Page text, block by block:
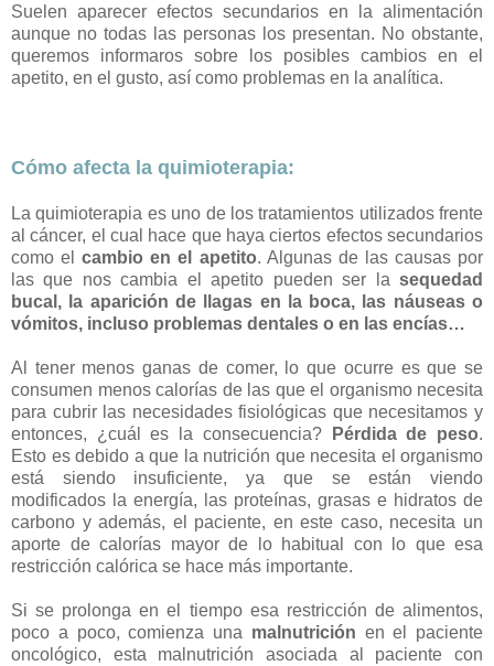
Suelen aparecer efectos secundarios en la alimentación
aunque no todas las personas los presentan. No obstante,
queremos informaros sobre los posibles cambios en el
apetito, en el gusto, así como problemas en la analítica.
Cómo afecta la quimioterapia:
La quimioterapia es uno de los tratamientos utilizados frente
al cáncer, el cual hace que haya ciertos efectos secundarios
como elcambio en el apetito. Algunas de las causas por
las que nos cambia el apetito pueden ser la sequedad
bucal, la aparición de llagas en la boca, las náuseas o
vómitos, incluso problemas dentales o en las encías…
Al tener menos ganas de comer, lo que ocurre es que se
consumen menos calorías de las que el organismo necesita
para cubrir las necesidades fisiológicas que necesitamos y
entonces, ¿cuál es la consecuencia?
Pérdida de peso.
Esto es debido a que la nutrición que necesita el organismo
está siendo insuficiente, ya que se están viendo
modificados la energía, las proteínas, grasas e hidratos de
carbono y además, el paciente, en este caso, necesita un
aporte de calorías mayor de lo habitual con lo que esa
restricción calórica se hace más importante.
Si se prolonga en el tiempo esa restricción de alimentos,
poco a poco, comienza una malnutrición en el paciente
oncológico, esta malnutrición asociada al paciente con